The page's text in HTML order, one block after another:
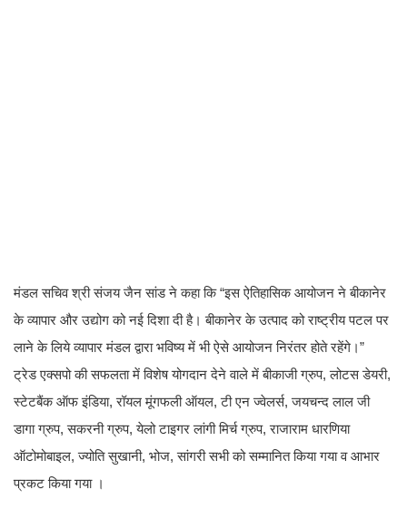
मंडल सचिव श्री संजय जैन सांड ने कहा कि “इस ऐतिहासिक आयोजन ने बीकानेर
के व्यापार और उद्योग को नई दिशा दी है। बीकानेर के उत्पाद को राष्ट्रीय पटल पर
लाने के लिये व्यापार मंडल द्वारा भविष्य में भी ऐसे आयोजन निरंतर होते रहेंगे।”
ट्रेड एक्सपो की सफलता में विशेष योगदान देने वाले में बीकाजी ग्रुप, लोटस डेयरी,
स्टेटबैंक ऑफ इंडिया, रॉयल मूंगफली ऑयल, टी एन ज्वेलर्स, जयचन्द लाल जी
डागा ग्रुप, सकरनी ग्रुप, येलो टाइगर लांगी मिर्च ग्रुप, राजाराम धारणिया
ऑटोमोबाइल, ज्योति सुखानी, भोज, सांगरी सभी को सम्मानित किया गया व आभार
प्रकट किया गया ।